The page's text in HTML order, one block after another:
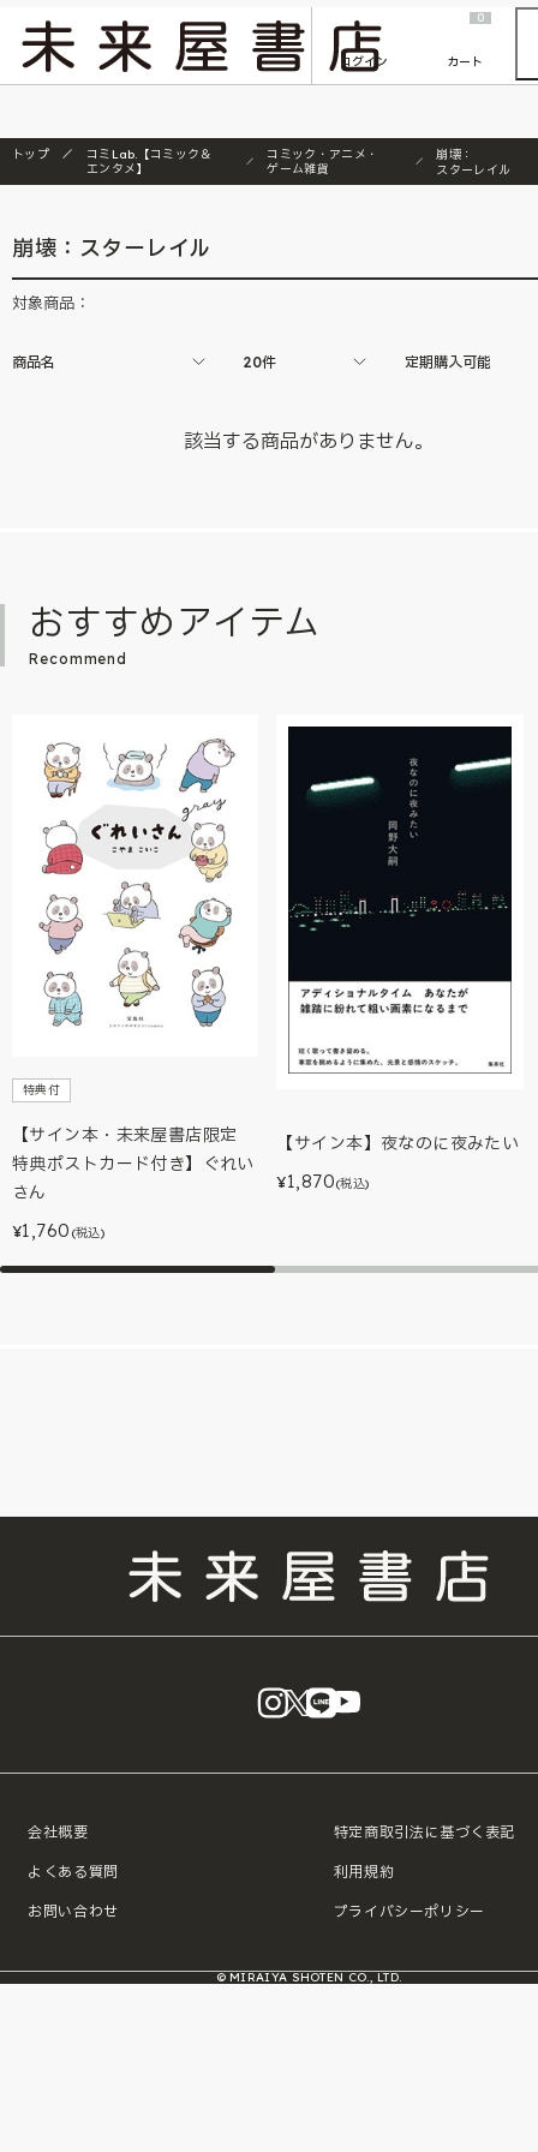
『ONE PIECE magazine 021 ONE PIECEカード付き同梱版』発売延期のご案内
ログイン
0
カート
トップ
コミLab.【コミック＆
エンタメ】
コミック・アニメ・
ゲーム雑貨
崩壊：
スターレイル
崩壊：スターレイル
対象商品：
商品名 20件 定期購入可能
該当する商品がありません。
おすすめアイテム
Recommend
特典付
【サイン本・未来屋書店限定
特典ポストカード付き】ぐれい
さん
¥1,760 (税込)
【サイン本】夜なのに夜みたい
¥1,870(税込)
instagram
X LINE
会社概要
よくある質問
お問い合わせ
特定商取引法に基づく表記
利用規約
プライバシーポリシー
© MIRAIYA SHOTEN CO., LTD.